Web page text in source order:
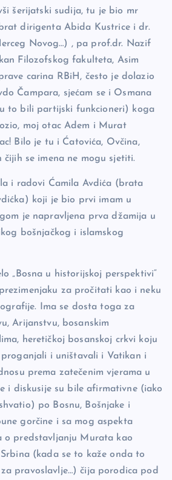
šerijatski sudija, tu je bio mr
dirigenta Abida Kustrice i dr.
Novog…) , pa prof.dr. Nazif
Filozofskog fakulteta, Asim
carina RBiH, često je dolazio
Čampara, sjećam se i Osmana
to bili partijski funkcioneri) koga
moj otac Adem i Murat
Bilo je tu i Ćatovića, Ovčina,
čijih se imena ne mogu sjetiti.
i radovi Ćamila Avdića (brata
koji je bio prvi imam u
je napravljena prva džamija u
bošnjačkog i islamskog
„Bosna u historijskoj perspektivi“
za pročitati kao i neku
Ima se dosta toga za
Arijanstvu, bosanskim
heretičkoj bosanskoj crkvi koju
i uništavali i Vatikan i
prema zatečenim vjerama u
i diskusije su bile afirmativne (iako
po Bosnu, Bošnjake i
gorčine i sa mog aspekta
o predstavljanju Murata kao
(kada se to kaže onda to
pravoslavlje…) čija porodica pod